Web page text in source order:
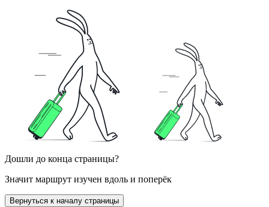
Дошли до конца страницы?
Значит маршрут изучен вдоль и поперёк
Вернуться к началу страницы